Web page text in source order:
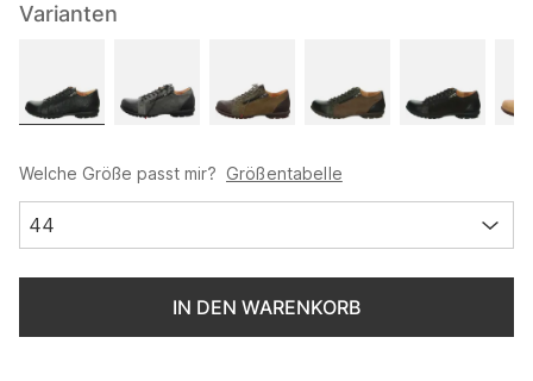
Varianten
Welche Größe passt mir? Größentabelle
44
IN DEN WARENKORB